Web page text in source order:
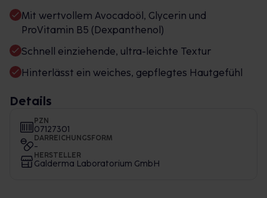
Mit wertvollem Avocadoöl, Glycerin und
ProVitamin B5 (Dexpanthenol)
Schnell einziehende, ultra-leichte Textur
Hinterlässt ein weiches, gepflegtes Hautgefühl
Details
PZN
07127301
DARREICHUNGSFORM
-
HERSTELLER
Galderma Laboratorium GmbH